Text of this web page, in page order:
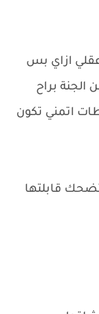
ازاي بس
براح
اتمني تكون
قابلتها